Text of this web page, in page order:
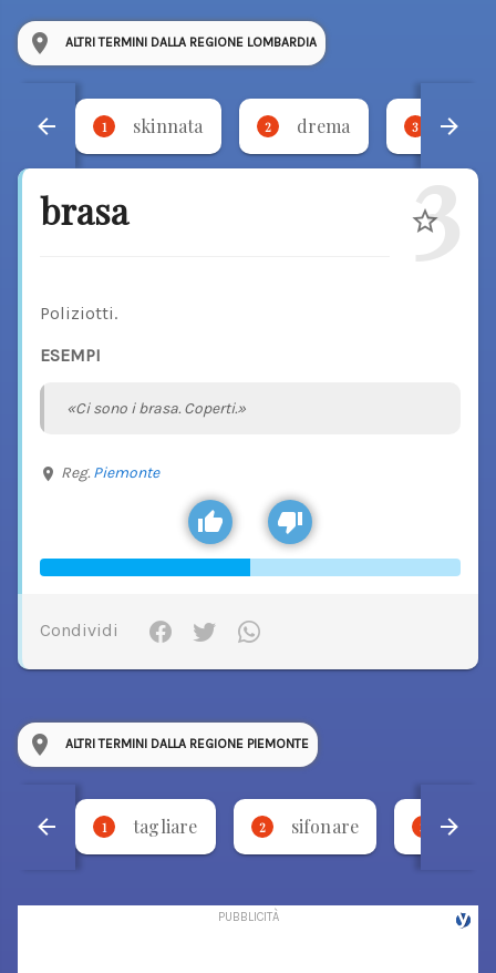
ALTRI TERMINI DALLA REGIONE LOMBARDIA
1 skinnata 2 drema 3
brasa 3
Poliziotti.
ESEMPI
«Ci sono i brasa. Coperti.»
Reg. Piemonte
Condividi
ALTRI TERMINI DALLA REGIONE PIEMONTE
1 tagliare 2 sifonare 3